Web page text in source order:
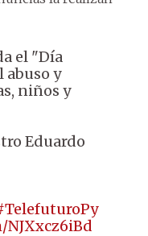
el "Día
abuso y
niños y
Eduardo